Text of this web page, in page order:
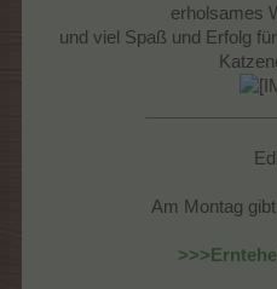
erholsames
und viel Spaß und Erfolg
Am Montag